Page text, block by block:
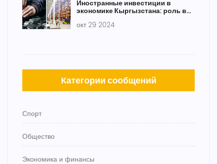
Иностранные инвестиции в
экономике Кыргызстана: роль в
окт 29 2024
Категории сообщений
Спорт
Общество
Экономика и финансы